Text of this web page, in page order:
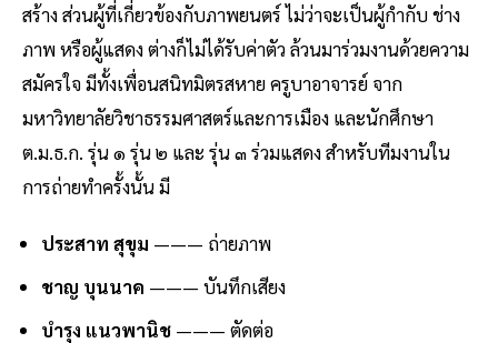
สร้าง ส่วนผู้ที่เกี่ยวข้องกับภาพยนตร์ ไม่ว่าจะเป็นผู้กำกับ ช่าง
ภาพ หรือผู้แสดง ต่างก็ไม่ได้รับค่าตัว ล้วนมาร่วมงานด้วยความ
สมัครใจ มีทั้งเพื่อนสนิทมิตรสหาย ครูบาอาจารย์ จาก
มหาวิทยาลัยวิชาธรรมศาสตร์และการเมือง และนักศึกษา
ต.ม.ธ.ก. รุ่น ๑ รุ่น ๒ และ รุ่น ๓ ร่วมแสดง สำหรับทีมงานใน
การถ่ายทำครั้งนั้น มี
ประสาท สุขุม ——— ถ่ายภาพ
ชาญ บุนนาค ——— บันทึกเสียง
บำรุง แนวพานิช——— ตัดต่อ